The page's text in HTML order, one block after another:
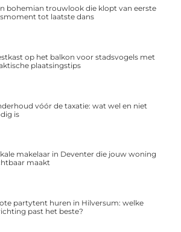
bohemian trouwlook die klopt van eerste
tot laatste dans
op het balkon voor stadsvogels met
plaatsingstips
vóór de taxatie: wat wel en niet
is
makelaar in Deventer die jouw woning
maakt
partytent huren in Hilversum: welke
past het beste?